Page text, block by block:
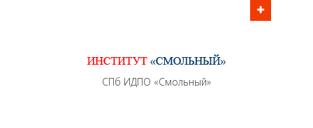
перерывов в рабочие дни с 9:00 до 21:00 МСК
MAX +7 (981) 190-30-30
mail@institutsmolnyj.ru
СПб ИДПО «Смольный»